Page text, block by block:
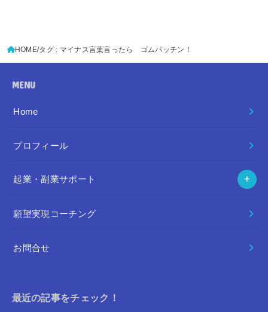
HOME タグ : マイナス言葉言ったら ゴムパッチン！
MENU
Home
プロフィール
起業・副業サポート
願望実現コーチング
お問合せ
最近の記事をチェック！